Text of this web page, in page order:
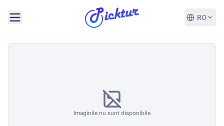
RO
Imaginile nu sunt disponibile